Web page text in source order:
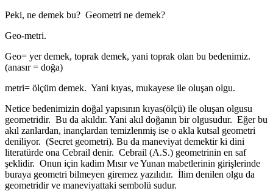
Peki, ne demek bu? Geometri ne demek?
Geo-metri.
Geo= yer demek, toprak demek, yani toprak olan bu bedenimiz.
(anasır = doğa)
metri= ölçüm demek. Yani kıyas, mukayese ile oluşan olgu.
Netice bedenimizin doğal yapısının kıyas(ölçü) ile oluşan olgusu
geometridir. Bu da akıldır. Yani akıl doğanın bir olgusudur. Eğer bu
akıl zanlardan, inançlardan temizlenmiş ise o akla kutsal geometri
deniliyor. (Secret geometri). Bu da maneviyat demektir ki dini
literatürde ona Cebrail denir. Cebrail (A.S.) geometrinin en saf
şeklidir. Onun için kadim Mısır ve Yunan mabetlerinin girişlerinde
buraya geometri bilmeyen giremez yazılıdır. İlim denilen olgu da
geometridir ve maneviyattaki sembolü sudur.